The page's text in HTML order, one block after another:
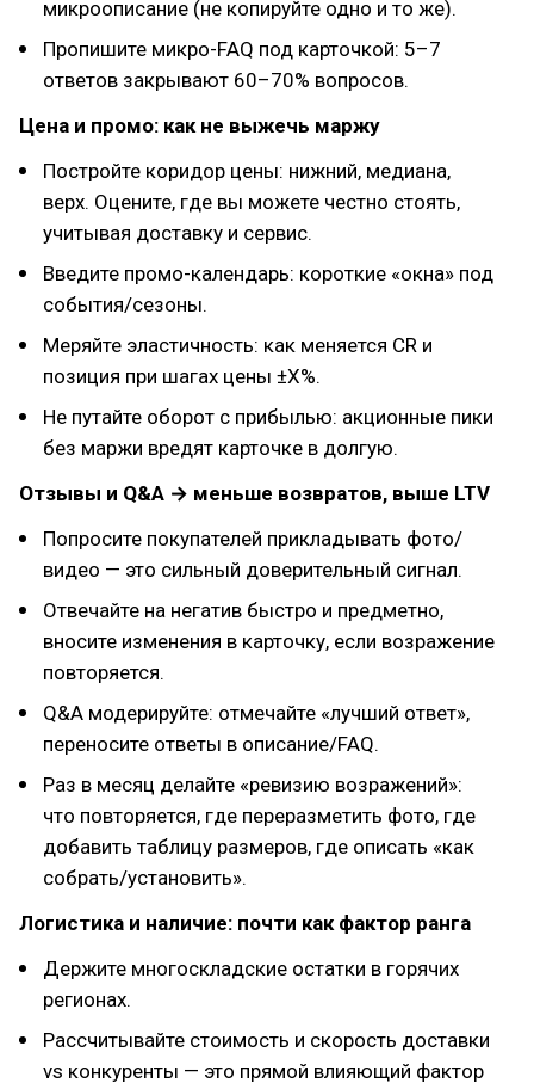
микроописание (не копируйте одно и то же).
Пропишите микро-FAQ под карточкой: 5–7
ответов закрывают 60–70% вопросов.
Цена и промо: как не выжечь маржу
Постройте коридор цены: нижний, медиана,
верх. Оцените, где вы можете честно стоять,
учитывая доставку и сервис.
Введите промо-календарь: короткие «окна» под
события/сезоны.
Меряйте эластичность: как меняется CR и
позиция при шагах цены ±X%.
Не путайте оборот с прибылью: акционные пики
без маржи вредят карточке в долгую.
Отзывы и Q&A → меньше возвратов, выше LTV
Попросите покупателей прикладывать фото/
видео — это сильный доверительный сигнал.
Отвечайте на негатив быстро и предметно,
вносите изменения в карточку, если возражение
повторяется.
Q&A модерируйте: отмечайте «лучший ответ»,
переносите ответы в описание/FAQ.
Раз в месяц делайте «ревизию возражений»:
что повторяется, где переразметить фото, где
добавить таблицу размеров, где описать «как
собрать/установить».
Логистика и наличие: почти как фактор ранга
Держите многоскладские остатки в горячих
регионах.
Рассчитывайте стоимость и скорость доставки
vs конкуренты — это прямой влияющий фактор